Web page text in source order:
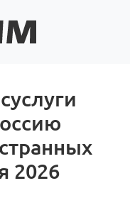
2026